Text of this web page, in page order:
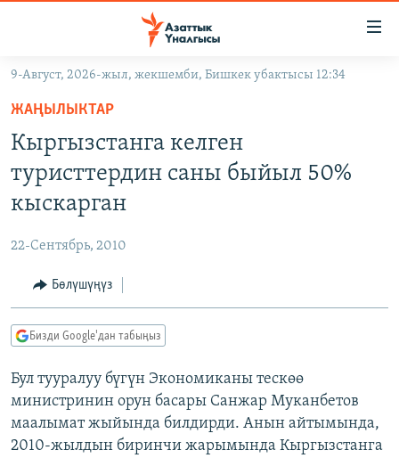
Навигацияга
өтүңүз
Издөөгө
салыңызКЫРГЫЗСТАН
МАДАНИЯТ
ДҮЙНӨ
УКРАИНА
ТВ ПРОГРАММАЛАР
БҮГҮН АЗАТТЫКТА
ДАНИСТЕ
ЭЖЕ-СИҢДИЛЕР
АЗАТТЫК+
ПОДКАСТ
ОНЛАЙН ШЕРИНЕ
9-Август, 2026-жыл, жекшемби, Бишкек убактысы 12:34
ЖАҢЫЛЫКТАР
Кыргызстанга келген
туристтердин саны быйыл 50%
кыскарган
22-Сентябрь, 2010
Бөлүшүңүз
Бизди Google'дан табыңыз
Бул тууралуу бүгүн Экономиканы тескөө
министринин орун басары Санжар Муканбетов
маалымат жыйында билдирди. Анын айтымында,
2010-жылдын биринчи жарымында Кыргызстанга